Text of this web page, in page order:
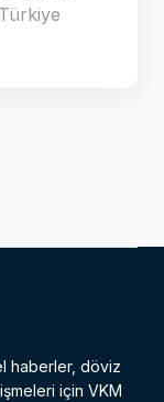
haberler, döviz
için VKM